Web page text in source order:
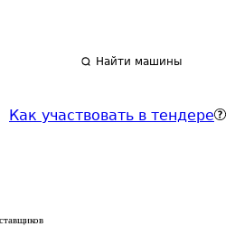
Найти машины
Как участвовать в тендере